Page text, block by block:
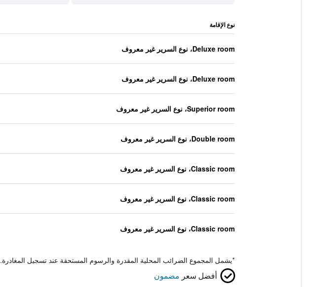
نوع الإقامة
Deluxe room، نوع السرير غير معروف
Deluxe room، نوع السرير غير معروف
Superior room، نوع السرير غير معروف
Double room، نوع السرير غير معروف
Classic room، نوع السرير غير معروف
Classic room، نوع السرير غير معروف
Classic room، نوع السرير غير معروف
*يشمل المجموع الضرائب المحلية المقدرة والرسوم المستحقة عند تسجيل المغادرة.
أفضل سعر مضمون